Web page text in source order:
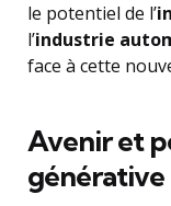
le potentiel de l’
l’industrie
face à cette
Avenir et